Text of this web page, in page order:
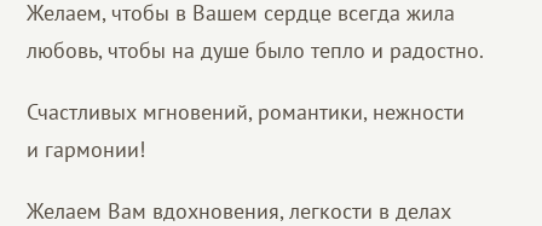
Желаем, чтобы в Вашем сердце всегда жила
любовь, чтобы на душе было тепло и радостно.
Счастливых мгновений, романтики, нежности
и гармонии!
Желаем Вам вдохновения, легкости в делах